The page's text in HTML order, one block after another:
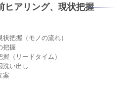
アリング、現状把握
把握（モノの流れ）
把握
（リードタイム）
洗い出し
案